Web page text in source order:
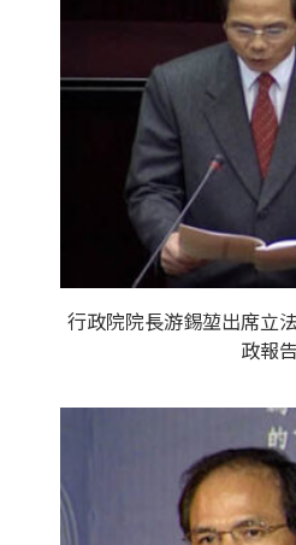
行政院院長游錫堃出席立
政報告